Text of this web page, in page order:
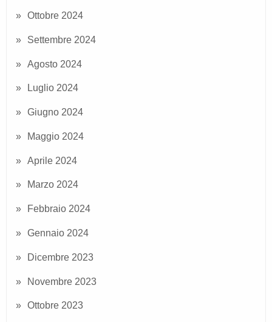
Ottobre 2024
Settembre 2024
Agosto 2024
Luglio 2024
Giugno 2024
Maggio 2024
Aprile 2024
Marzo 2024
Febbraio 2024
Gennaio 2024
Dicembre 2023
Novembre 2023
Ottobre 2023